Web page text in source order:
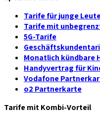
Tarife für junge
Tarife mit
5G-Tarife
Monatlich kündbare
Handyvertrag für
Vodafone
o2 Partnerkarte
Tarife mit Kombi-Vorteil